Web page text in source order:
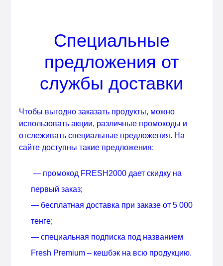
Специальные
предложения от
службы доставки
Чтобы выгодно заказать продукты, можно
использовать акции, различные промокоды и
отслеживать специальные предложения. На
сайте доступны такие предложения:
— промокод FRESH2000 дает скидку на
первый заказ;
— бесплатная доставка при заказе от 5 000
тенге;
— специальная подписка под названием
Fresh Premium – кешбэк на всю продукцию.